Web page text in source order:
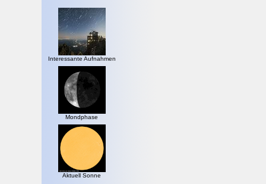
Interessante Aufnahmen
Mondphase
Aktuell Sonne